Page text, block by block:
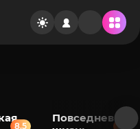
8.5
Повседневная
8.2